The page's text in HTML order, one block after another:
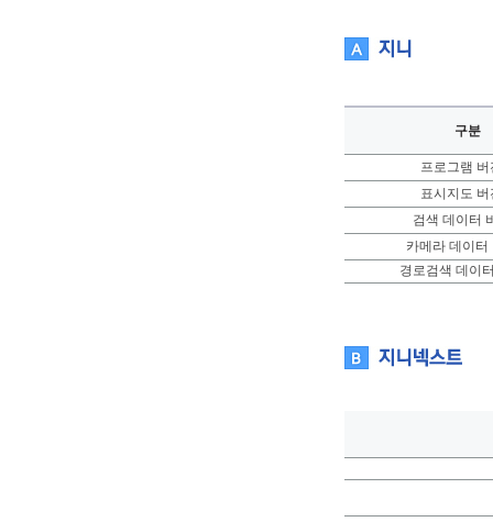
구분
프로그램 버
표시지도 버
검색 데이터
카메라 데이터
경로검색 데이